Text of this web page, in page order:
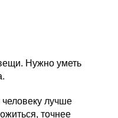
Нужно уметь
лучше
точнее